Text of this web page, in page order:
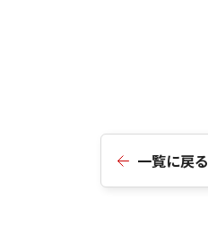
一覧に戻る